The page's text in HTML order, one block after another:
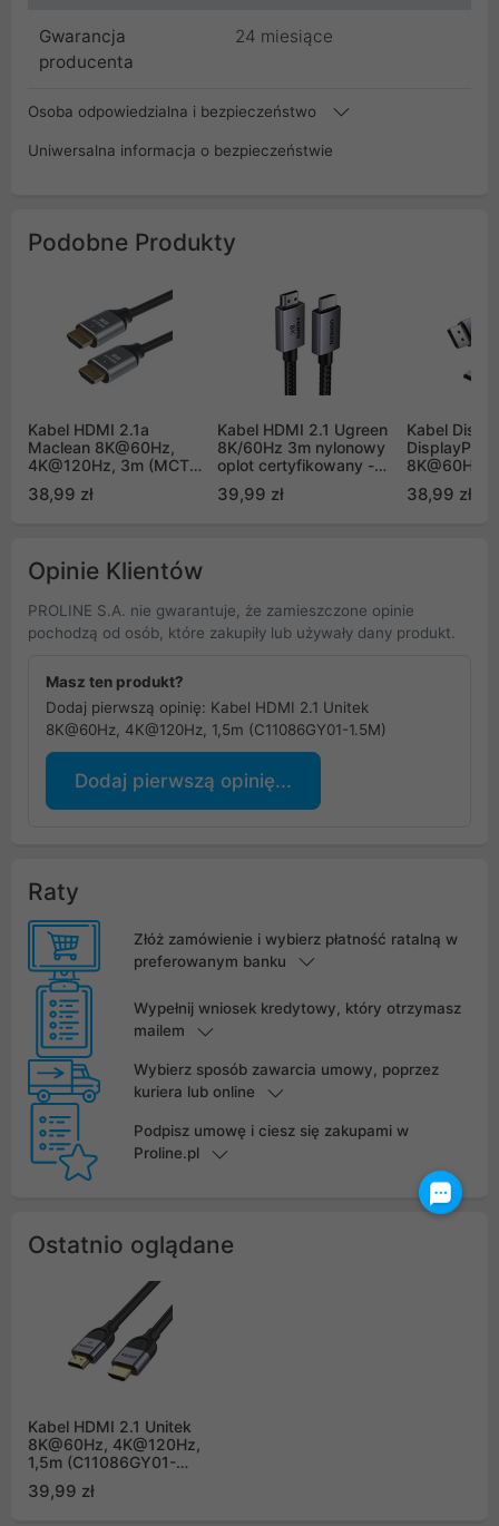
Gwarancja
producenta
24 miesiące
Osoba odpowiedzialna i bezpieczeństwo
Uniwersalna informacja o bezpieczeństwie
Podobne Produkty
Kabel HDMI 2.1a
Maclean 8K@60Hz,
4K@120Hz, 3m (MCTV-
38,99 zł
Kabel HDMI 2.1 Ugreen
8K/60Hz 3m nylonowy
oplot certyfikowany -
39,99 zł
Kabel
DisplayPort
8K@60Hz
38,99 zł
Opinie Klientów
PROLINE S.A. nie gwarantuje, że zamieszczone opinie
pochodzą od osób, które zakupiły lub używały dany produkt.
Masz ten produkt?
Dodaj pierwszą opinię: Kabel HDMI 2.1 Unitek
8K@60Hz, 4K@120Hz, 1,5m (C11086GY01-1.5M)
Dodaj pierwszą opinię...
Raty
Złóż zamówienie i wybierz płatność ratalną w
preferowanym banku
Wypełnij wniosek kredytowy, który otrzymasz
mailem
Wybierz sposób zawarcia umowy, poprzez
kuriera lub online
Podpisz umowę i ciesz się zakupami w
Proline.pl
Ostatnio oglądane
Kabel HDMI 2.1 Unitek
8K@60Hz, 4K@120Hz,
1,5m (C11086GY01-
39,99 zł